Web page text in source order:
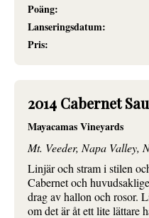
Poäng:
Lanseringsdatum:
Pris:
2014 Cabernet
Mayacamas Vineyards
Mt. Veeder, Napa Valley,
Linjär och stram i stilen
Cabernet och
drag av hallon och rosor.
om det är åt ett lite lättare